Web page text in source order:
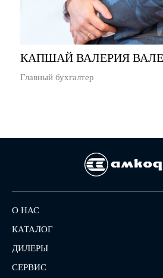
КАПШАЙ ВАЛЕРИЯ
Главный бухгалтер
О НАС
КАТАЛОГ
ДИЛЕРЫ
СЕРВИС